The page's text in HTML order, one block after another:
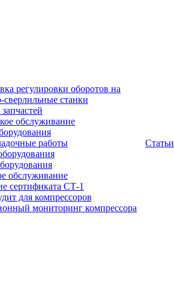
регулировки оборотов на
сверлильные станки
обслуживание
работы
обслуживание
сертификата СТ-1
для компрессоров
мониторинг компрессора
Статьи